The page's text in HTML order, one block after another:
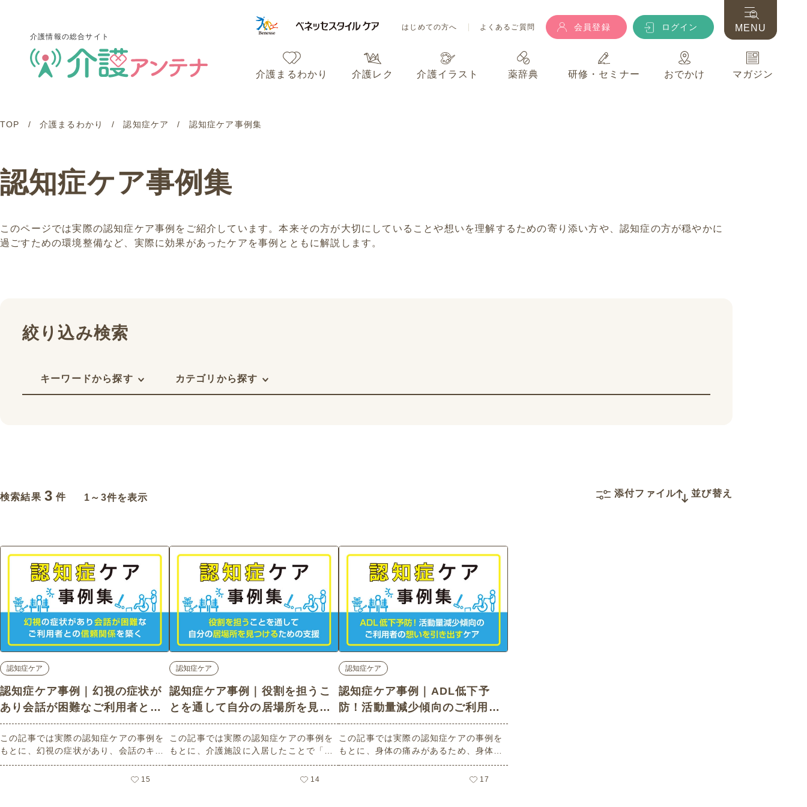
介護情報の総合サイト
はじめての方へ よくあるご質問 会員登録 ログイン
介護まるわかり 介護レク 介護イラスト 薬辞典 研修・セミナー おでかけ マガジン
MENU
介護情報の総合サイト
TOP 介護まるわかり 認知症ケア 認知症ケア事例集
認知症ケア事例集
このページでは実際の認知症ケア事例をご紹介しています。本来その方が大切にしていることや想いを理解するための寄り添い方や、認知症の方が穏やかに
過ごすための環境整備など、実際に効果があったケアを事例とともに解説します。
絞り込み検索
キーワードから探す カテゴリから探す
検索結果 3 件 1～3件を表示 添付ファイル 並び替え
認知症ケア
認知症ケア事例｜幻視の症状が
あり会話が困難なご利用者との
信頼関係を築く
この記事では実際の認知症ケアの事例を
もとに、幻視の症状があり、会話のキャ
ッチボールが難しい認知症の方への支援
方法についてわかりやすくご紹介してい
15
認知症ケア
認知症ケア事例｜役割を担うこ
とを通して自分の居場所を見つ
けるための支援
この記事では実際の認知症ケアの事例を
もとに、介護施設に入居したことで「居
場所がない」と感じていた認知症の方へ
の支援方法についてわかりやすくご紹介
14
認知症ケア
認知症ケア事例｜ADL低下予
防！活動量減少傾向のご利用者
の想いを引き出すケア
この記事では実際の認知症ケアの事例を
もとに、身体の痛みがあるため、身体を
動かすことに消極的になっている認知症
の方への支援方法についてわかりやすく
17